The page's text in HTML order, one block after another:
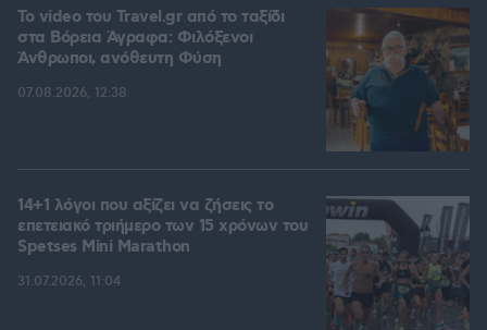
To video του Travel.gr από το ταξίδι
στα Βόρεια Άγραφα: Φιλόξενοι
Άνθρωποι, ανόθευτη Φύση
07.08.2026, 12:38
14+1 λόγοι που αξίζει να ζήσεις το
επετειακό τριήμερο των 15 χρόνων του
Spetses Mini Marathon
31.07.2026, 11:04